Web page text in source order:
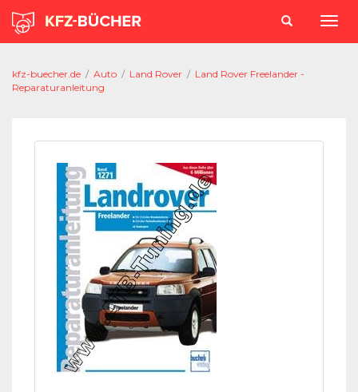
kfz-buecher.de / Auto / Land Rover / Land Rover Freelander -
Reparaturanleitung